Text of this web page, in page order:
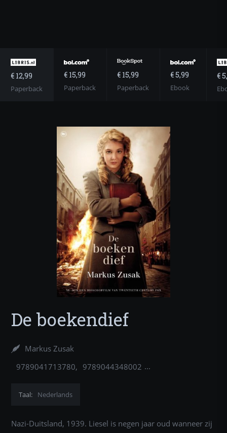
€ 12,99
Paperback
€ 15,99
Paperback
€ 15,99
Paperback
€ 5,99
Ebook
€
De boekendief
Markus Zusak
9789041713780
9789044348002
9789044355758
Taal: Nederlands
Nazi-Duitsland, 1939. Liesel is negen jaar oud wanneer zij